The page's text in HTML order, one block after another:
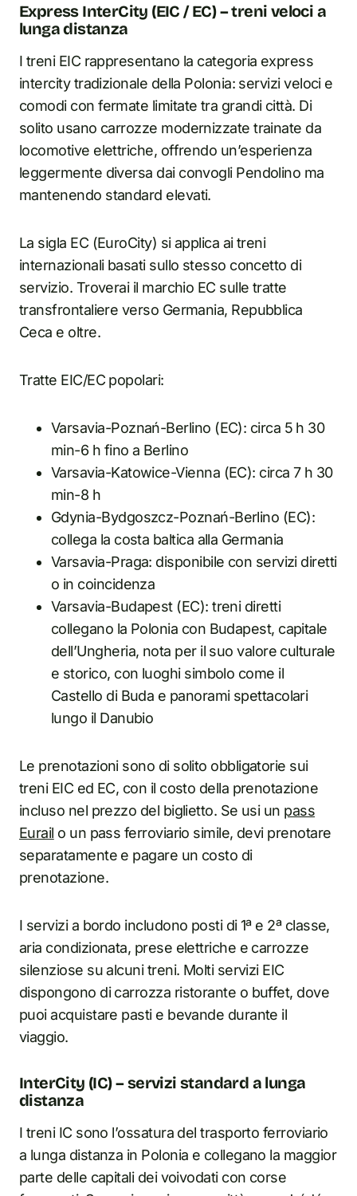
Express InterCity (EIC / EC) – treni veloci a
lunga distanza
I treni EIC rappresentano la categoria express
intercity tradizionale della Polonia: servizi veloci e
comodi con fermate limitate tra grandi città. Di
solito usano carrozze modernizzate trainate da
locomotive elettriche, offrendo un’esperienza
leggermente diversa dai convogli Pendolino ma
mantenendo standard elevati.
La sigla EC (EuroCity) si applica ai treni
internazionali basati sullo stesso concetto di
servizio. Troverai il marchio EC sulle tratte
transfrontaliere verso Germania, Repubblica
Ceca e oltre.
Tratte EIC/EC popolari:
Varsavia-Poznań-Berlino (EC): circa 5 h 30
min-6 h fino a Berlino
Varsavia-Katowice-Vienna (EC): circa 7 h 30
min-8 h
Gdynia-Bydgoszcz-Poznań-Berlino (EC):
collega la costa baltica alla Germania
Varsavia-Praga: disponibile con servizi diretti
o in coincidenza
Varsavia-Budapest (EC): treni diretti
collegano la Polonia con Budapest, capitale
dell’Ungheria, nota per il suo valore culturale
e storico, con luoghi simbolo come il
Castello di Buda e panorami spettacolari
lungo il Danubio
Le prenotazioni sono di solito obbligatorie sui
treni EIC ed EC, con il costo della prenotazione
incluso nel prezzo del biglietto. Se usi un pass
Eurail o un pass ferroviario simile, devi prenotare
separatamente e pagare un costo di
prenotazione.
I servizi a bordo includono posti di 1ª e 2ª classe,
aria condizionata, prese elettriche e carrozze
silenziose su alcuni treni. Molti servizi EIC
dispongono di carrozza ristorante o buffet, dove
puoi acquistare pasti e bevande durante il
viaggio.
InterCity (IC) – servizi standard a lunga
distanza
I treni IC sono l’ossatura del trasporto ferroviario
a lunga distanza in Polonia e collegano la maggior
parte delle capitali dei voivodati con corse